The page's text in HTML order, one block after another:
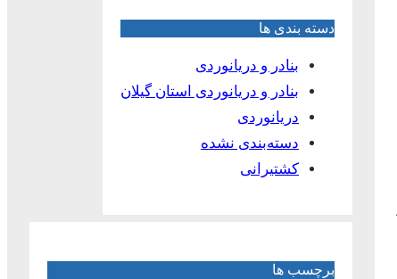
دسته بندی ها
بنادر و دریانوردی
بنادر و دریانوردی استان گیلان
دریانوردی
دسته‌بندی نشده
کشتیرانی
برچسب ها